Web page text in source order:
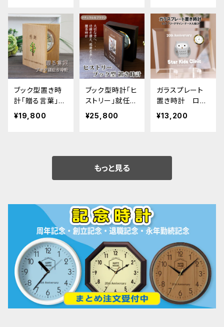
記念品、周年
記念、退職祝い
におすすめ
ルデータ入稿OK
データ入稿OK
ブック型置き時
計「贈る言葉」感
謝状 退職祝い
永年勤続記念品
¥19,800
ブック型時計「ヒ
ストリー」就任記
念 周年記念 永
年勤続 退職記
¥25,800
ガラスプレート
置き時計 ロゴ
イラスト マーク
オリジナルデー
¥13,200
もっと見る